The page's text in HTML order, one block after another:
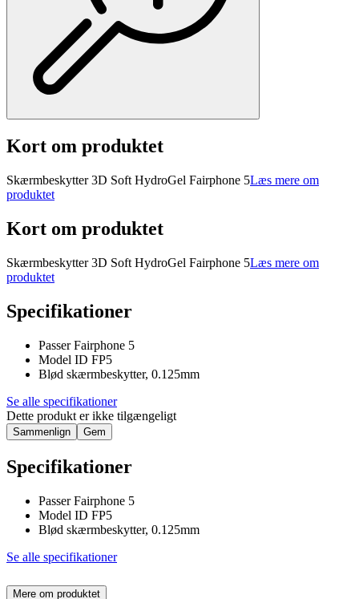
Kort om produktet
Skærmbeskytter 3D Soft HydroGel Fairphone 5Læs mere om
produktet
Kort om produktet
Skærmbeskytter 3D Soft HydroGel Fairphone 5Læs mere om
produktet
Specifikationer
Passer Fairphone 5
Model ID FP5
Blød skærmbeskytter, 0.125mm
Se alle specifikationer
Dette produkt er ikke tilgængeligt
Sammenlign Gem
Specifikationer
Passer Fairphone 5
Model ID FP5
Blød skærmbeskytter, 0.125mm
Se alle specifikationer
Mere om produktet